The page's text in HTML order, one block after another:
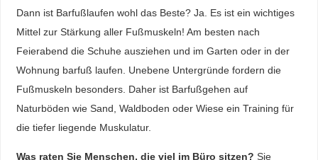
Dann ist Barfußlaufen wohl das Beste? Ja. Es ist ein wichtiges
Mittel zur Stärkung aller Fußmuskeln! Am besten nach
Feierabend die Schuhe ausziehen und im Garten oder in der
Wohnung barfuß laufen. Unebene Untergründe fordern die
Fußmuskeln besonders. Daher ist Barfußgehen auf
Naturböden wie Sand, Waldboden oder Wiese ein Training für
die tiefer liegende Muskulatur.
Was raten Sie Menschen, die viel im Büro sitzen? Sie